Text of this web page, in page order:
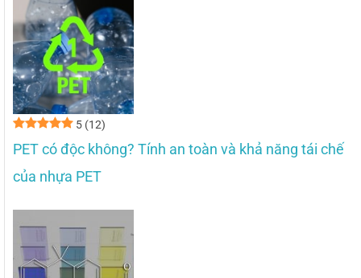
5 (12)
PET có độc không? Tính an toàn và khả năng tái chế
của nhựa PET